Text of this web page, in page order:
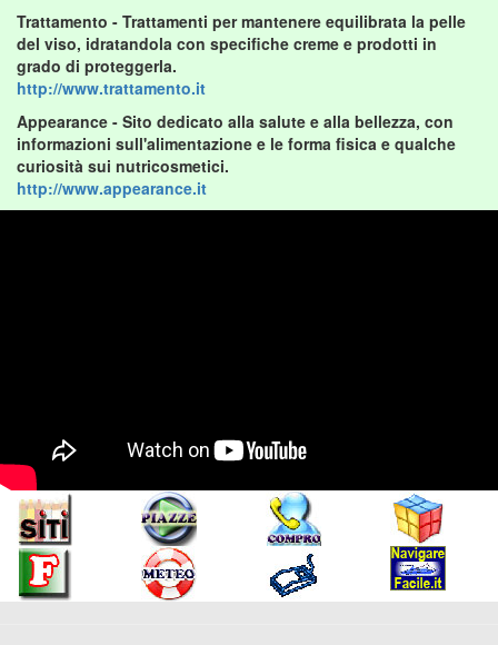
Trattamento - Trattamenti per mantenere equilibrata la pelle
del viso, idratandola con specifiche creme e prodotti in
grado di proteggerla.
http://www.trattamento.it
Appearance - Sito dedicato alla salute e alla bellezza, con
informazioni sull'alimentazione e le forma fisica e qualche
curiosità sui nutricosmetici.
http://www.appearance.it